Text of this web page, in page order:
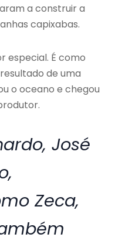
a construir a
capixabas.
especial. É como
de uma
o oceano e chegou
José
Zeca,